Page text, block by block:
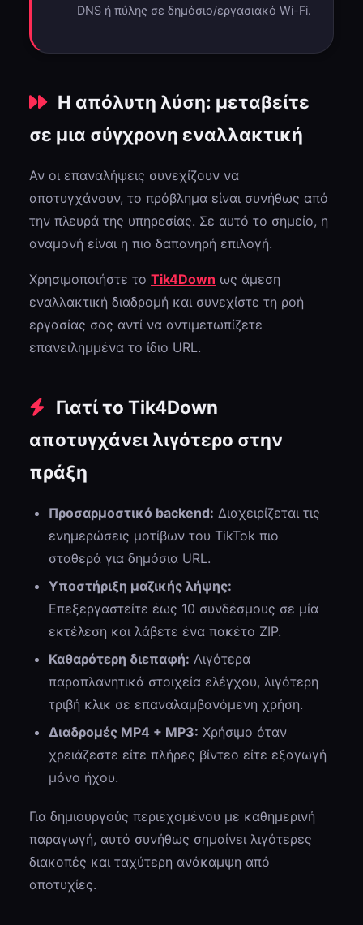
DNS ή πύλης σε δημόσιο/εργασιακό Wi-Fi.
Η απόλυτη λύση: μεταβείτε
σε μια σύγχρονη εναλλακτική
Αν οι επαναλήψεις συνεχίζουν να
αποτυγχάνουν, το πρόβλημα είναι συνήθως από
την πλευρά της υπηρεσίας. Σε αυτό το σημείο, η
αναμονή είναι η πιο δαπανηρή επιλογή.
Χρησιμοποιήστε το Tik4Down ως άμεση
εναλλακτική διαδρομή και συνεχίστε τη ροή
εργασίας σας αντί να αντιμετωπίζετε
επανειλημμένα το ίδιο URL.
Γιατί το Tik4Down
αποτυγχάνει λιγότερο στην
πράξη
Προσαρμοστικό backend: Διαχειρίζεται τις
ενημερώσεις μοτίβων του TikTok πιο
σταθερά για δημόσια URL.
Υποστήριξη μαζικής λήψης:
Επεξεργαστείτε έως 10 συνδέσμους σε μία
εκτέλεση και λάβετε ένα πακέτο ZIP.
Καθαρότερη διεπαφή: Λιγότερα
παραπλανητικά στοιχεία ελέγχου, λιγότερη
τριβή κλικ σε επαναλαμβανόμενη χρήση.
Διαδρομές MP4 + MP3: Χρήσιμο όταν
χρειάζεστε είτε πλήρες βίντεο είτε εξαγωγή
μόνο ήχου.
Για δημιουργούς περιεχομένου με καθημερινή
παραγωγή, αυτό συνήθως σημαίνει λιγότερες
διακοπές και ταχύτερη ανάκαμψη από
αποτυχίες.